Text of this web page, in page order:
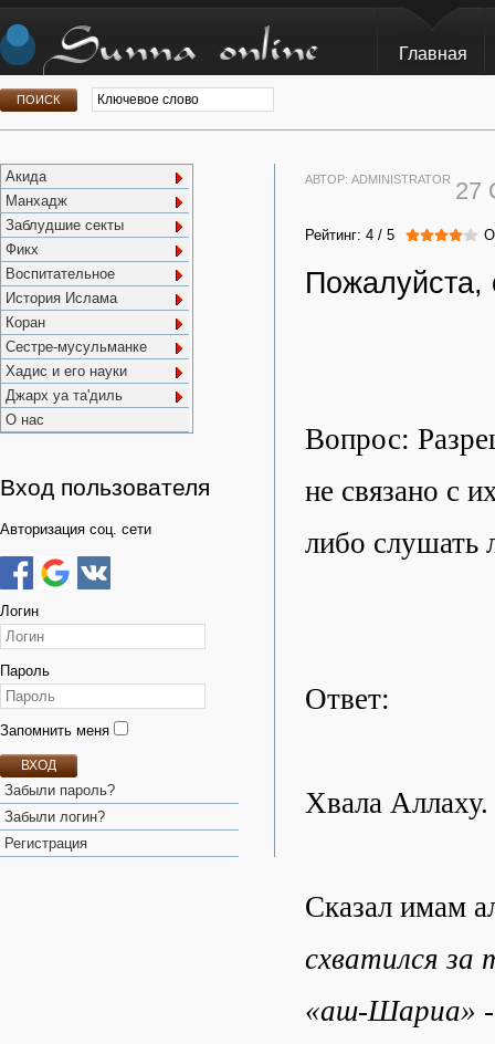
Главная
Акида
Манхадж
Заблудшие секты
Фикх
Воспитательное
История Ислама
Коран
Сестре-мусульманке
Хадис и его науки
Джарх уа та'диль
О нас
Вход пользователя
Авторизация соц. сети
Логин
Пароль
Запомнить меня
ВХОД
Забыли пароль?
Забыли логин?
Регистрация
АВТОР: ADMINISTRATOR 27
Рейтинг: 4 / 5
Пожалуйста,
Вопрос:
не связано с
либо слушать
Ответ:
Хвала Аллаху.
Сказал имам
схватился за
«аш-Шариа» -